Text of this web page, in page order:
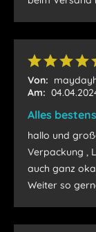
Von:
Am:
Alles
hallo und
Verpackung ,
auch ganz
Weiter so